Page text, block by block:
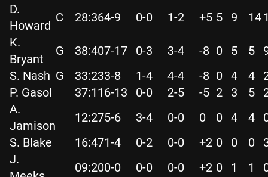
D.
Howard
C 28:364-9 0-0 1-2 +5 5 9 14
K.
Bryant
G 38:407-17 0-3 3-4 -8 0 5 5
S. Nash G 33:233-8 1-4 4-4 -8 0 4 4
P. Gasol
37:116-13 0-0 2-5 -5 2 3 5
A.
Jamison
12:275-6 3-4 0-0 0 0 4 4
S. Blake
16:471-4 0-2 0-0 +2 0 0 0
J.
09:200-0 0-0 0-0 +2 0 1 1